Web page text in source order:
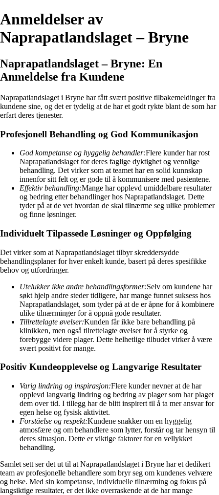
Anmeldelser av
Naprapatlandslaget – Bryne
Naprapatlandslaget – Bryne: En
Anmeldelse fra Kundene
Naprapatlandslaget i Bryne har fått svært positive tilbakemeldinger fra
kundene sine, og det er tydelig at de har et godt rykte blant de som har
erfart deres tjenester.
Profesjonell Behandling og God Kommunikasjon
God kompetanse og hyggelig behandler:Flere kunder har rost
Naprapatlandslaget for deres faglige dyktighet og vennlige
behandling. Det virker som at teamet har en solid kunnskap
innenfor sitt felt og er gode til å kommunisere med pasientene.
Effektiv behandling:Mange har opplevd umiddelbare resultater
og bedring etter behandlinger hos Naprapatlandslaget. Dette
tyder på at de vet hvordan de skal tilnærme seg ulike problemer
og finne løsninger.
Individuelt Tilpassede Løsninger og Oppfølging
Det virker som at Naprapatlandslaget tilbyr skreddersydde
behandlingsplaner for hver enkelt kunde, basert på deres spesifikke
behov og utfordringer.
Utelukker ikke andre behandlingsformer:Selv om kundene har
søkt hjelp andre steder tidligere, har mange funnet suksess hos
Naprapatlandslaget, som tyder på at de er åpne for å kombinere
ulike tilnærminger for å oppnå gode resultater.
Tillrettelagte øvelser:Kunden får ikke bare behandling på
klinikken, men også tilrettelagte øvelser for å styrke og
forebygge videre plager. Dette helhetlige tilbudet virker å være
svært positivt for mange.
Positiv Kundeopplevelse og Langvarige Resultater
Varig lindring og inspirasjon:Flere kunder nevner at de har
opplevd langvarig lindring og bedring av plager som har plaget
dem over tid. I tillegg har de blitt inspirert til å ta mer ansvar for
egen helse og fysisk aktivitet.
Forståelse og respekt:Kundene snakker om en hyggelig
atmosfære og om behandlere som lytter, forstår og tar hensyn til
deres situasjon. Dette er viktige faktorer for en vellykket
behandling.
Samlet sett ser det ut til at Naprapatlandslaget i Bryne har et dedikert
team av profesjonelle behandlere som bryr seg om kundenes velvære
og helse. Med sin kompetanse, individuelle tilnærming og fokus på
langsiktige resultater, er det ikke overraskende at de har mange